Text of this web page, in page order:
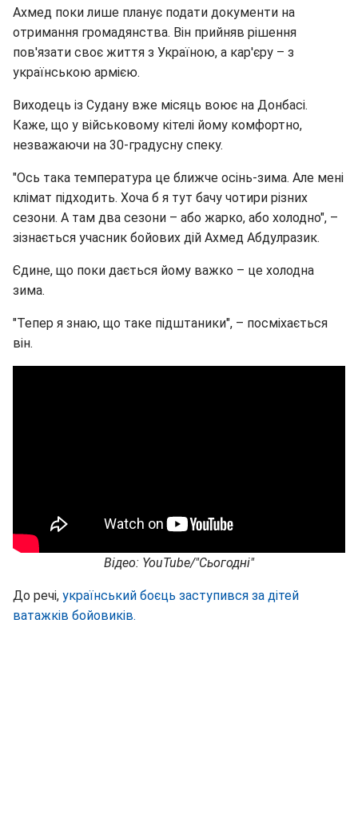
Ахмед поки лише планує подати документи на
отримання громадянства. Він прийняв рішення
пов'язати своє життя з Україною, а кар'єру – з
українською армією.
Виходець із Судану вже місяць воює на Донбасі.
Каже, що у військовому кітелі йому комфортно,
незважаючи на 30-градусну спеку.
"Ось така температура це ближче осінь-зима. Але мені
клімат підходить. Хоча б я тут бачу чотири різних
сезони. А там два сезони – або жарко, або холодно", –
зізнається учасник бойових дій Ахмед Абдулразик.
Єдине, що поки дається йому важко – це холодна
зима.
"Тепер я знаю, що таке підштаники", – посміхається
він.
Відео: YouTube/"Сьогодні"
До речі, український боєць заступився за дітей
ватажків бойовиків.